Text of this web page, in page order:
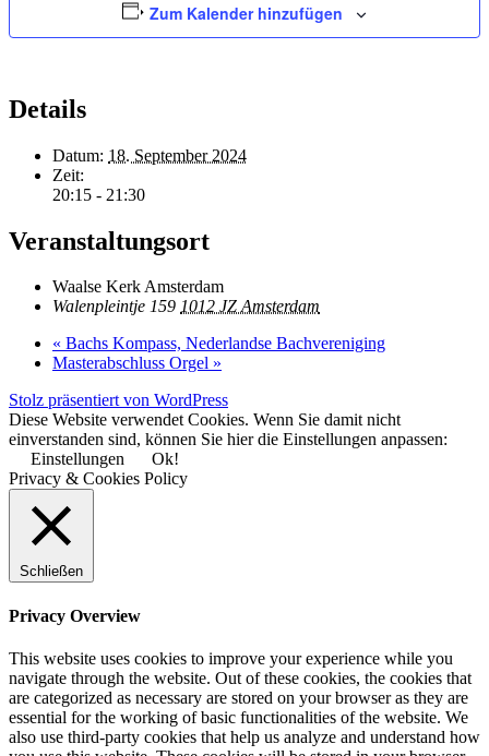
Zum Kalender hinzufügen
Details
Datum: 18. September 2024
Zeit:
20:15 - 21:30
Veranstaltungsort
Waalse Kerk Amsterdam
Walenpleintje 159 1012 JZ Amsterdam
« Bachs Kompass, Nederlandse Bachvereniging
Masterabschluss Orgel »
Stolz präsentiert von WordPress
Diese Website verwendet Cookies. Wenn Sie damit nicht
einverstanden sind, können Sie hier die Einstellungen anpassen:
Einstellungen
Ok!
Privacy & Cookies Policy
Schließen
Privacy Overview
This website uses cookies to improve your experience while you
navigate through the website. Out of these cookies, the cookies that
are categorized as necessary are stored on your browser as they are
essential for the working of basic functionalities of the website. We
also use third-party cookies that help us analyze and understand how